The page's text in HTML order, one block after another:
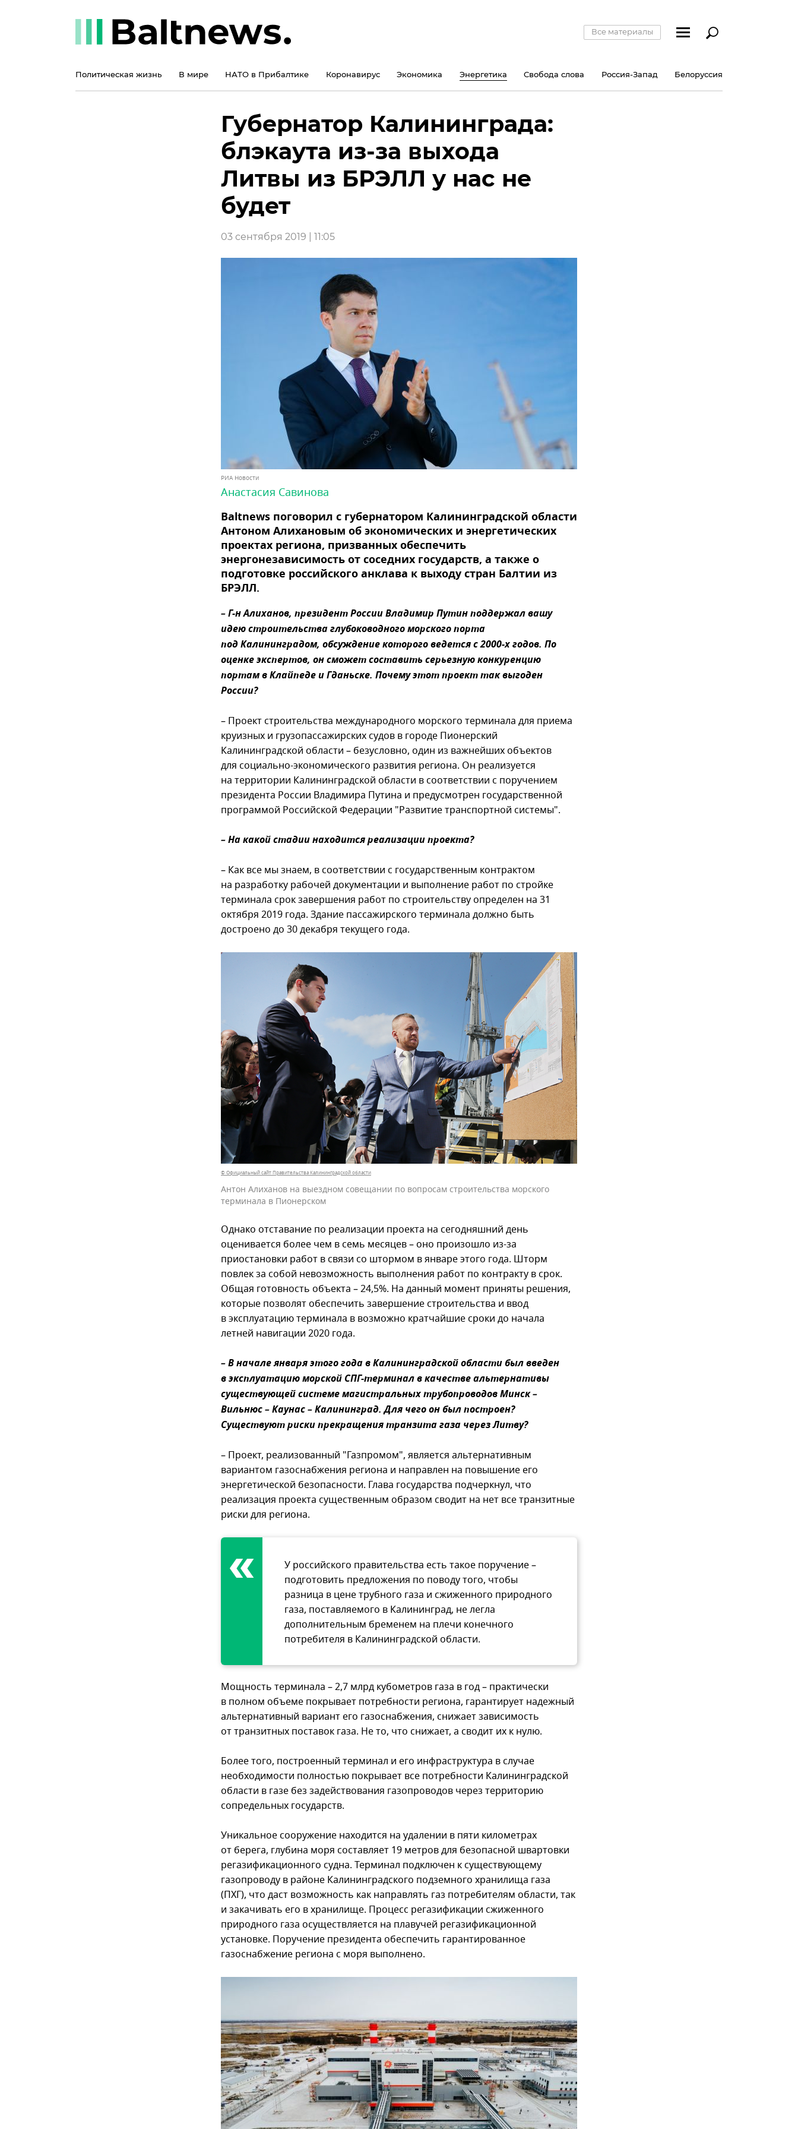
Все материалы
Политическая жизнь В мире НАТО в Прибалтике Коронавирус Экономика Энергетика Свобода слова Россия-Запад Белоруссия
Губернатор Калининграда:
блэкаута из-за выхода
Литвы из БРЭЛЛ у нас не
будет
03 сентября 2019 | 11:05
РИА Новости
Анастасия Савинова
Baltnews поговорил с губернатором Калининградской области
Антоном Алихановым об экономических и энергетических
проектах региона, призванных обеспечить
энергонезависимость от соседних государств, а также о
подготовке российского анклава к выходу стран Балтии из
БРЭЛЛ.
– Г-н Алиханов, президент России Владимир Путин поддержал вашу
идею строительства глубоководного морского порта
под Калининградом, обсуждение которого ведется с 2000-х годов. По
оценке экспертов, он сможет составить серьезную конкуренцию
портам в Клайпеде и Гданьске. Почему этот проект так выгоден
России?
– Проект строительства международного морского терминала для приема
круизных и грузопассажирских судов в городе Пионерский
Калининградской области – безусловно, один из важнейших объектов
для социально-экономического развития региона. Он реализуется
на территории Калининградской области в соответствии с поручением
президента России Владимира Путина и предусмотрен государственной
программой Российской Федерации "Развитие транспортной системы".
– На какой стадии находится реализации проекта?
– Как все мы знаем, в соответствии с государственным контрактом
на разработку рабочей документации и выполнение работ по стройке
терминала срок завершения работ по строительству определен на 31
октября 2019 года. Здание пассажирского терминала должно быть
достроено до 30 декабря текущего года.
© Официальный сайт Правительства Калининградской области
Антон Алиханов на выездном совещании по вопросам строительства морского
терминала в Пионерском
Однако отставание по реализации проекта на сегодняшний день
оценивается более чем в семь месяцев – оно произошло из-за
приостановки работ в связи со штормом в январе этого года. Шторм
повлек за собой невозможность выполнения работ по контракту в срок.
Общая готовность объекта – 24,5%. На данный момент приняты решения,
которые позволят обеспечить завершение строительства и ввод
в эксплуатацию терминала в возможно кратчайшие сроки до начала
летней навигации 2020 года.
– В начале января этого года в Калининградской области был введен
в эксплуатацию морской СПГ-терминал в качестве альтернативы
существующей системе магистральных трубопроводов Минск –
Вильнюс – Каунас – Калининград. Для чего он был построен?
Существуют риски прекращения транзита газа через Литву?
– Проект, реализованный "Газпромом", является альтернативным
вариантом газоснабжения региона и направлен на повышение его
энергетической безопасности. Глава государства подчеркнул, что
реализация проекта существенным образом сводит на нет все транзитные
риски для региона.
У российского правительства есть такое поручение –
подготовить предложения по поводу того, чтобы
разница в цене трубного газа и сжиженного природного
газа, поставляемого в Калининград, не легла
дополнительным бременем на плечи конечного
потребителя в Калининградской области.
Мощность терминала – 2,7 млрд кубометров газа в год – практически
в полном объеме покрывает потребности региона, гарантирует надежный
альтернативный вариант его газоснабжения, снижает зависимость
от транзитных поставок газа. Не то, что снижает, а сводит их к нулю.
Более того, построенный терминал и его инфраструктура в случае
необходимости полностью покрывает все потребности Калининградской
области в газе без задействования газопроводов через территорию
сопредельных государств.
Уникальное сооружение находится на удалении в пяти километрах
от берега, глубина моря составляет 19 метров для безопасной швартовки
регазификационного судна. Терминал подключен к существующему
газопроводу в районе Калининградского подземного хранилища газа
(ПХГ), что даст возможность как направлять газ потребителям области, так
и закачивать его в хранилище. Процесс регазификации сжиженного
природного газа осуществляется на плавучей регазификационной
установке. Поручение президента обеспечить гарантированное
газоснабжение региона с моря выполнено.